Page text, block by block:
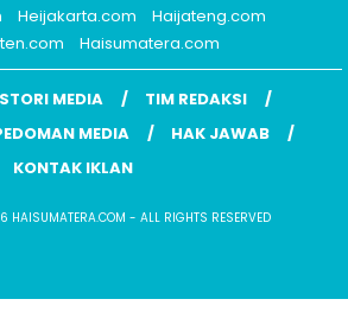
Heijakarta.com
Haijateng.com
Haisumatera.com
MEDIA
TIM REDAKSI
MEDIA
HAK JAWAB
KONTAK IKLAN
HAISUMATERA.COM - ALL RIGHTS RESERVED